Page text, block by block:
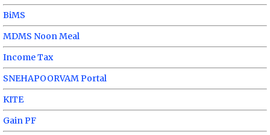
BiMS
MDMS Noon Meal
Income Tax
SNEHAPOORVAM Portal
KITE
Gain PF